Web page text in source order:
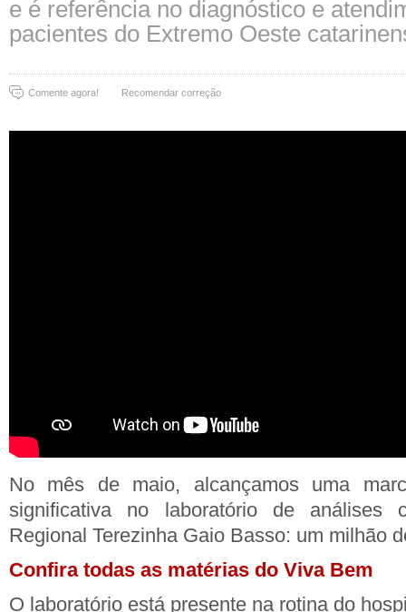
e é referência no diagnóstico e
pacientes do Extremo Oeste
Comente agora! Recomendar correção
No mês de maio, alcançamos uma
significativa no laboratório de análises
Regional Terezinha Gaio Basso: um milhão
Confira todas as matérias do Viva Bem
O laboratório está presente na rotina do